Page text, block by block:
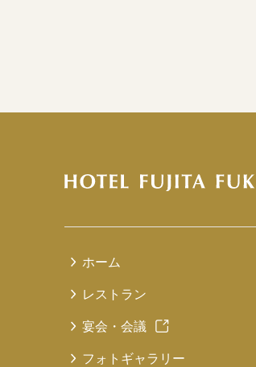
ホーム
レストラン
宴会・会議
フォトギャラリー